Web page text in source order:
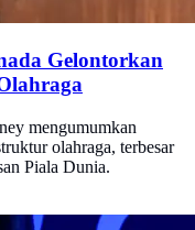
Gelontorkan
mengumumkan
olahraga, terbesar
Piala Dunia.